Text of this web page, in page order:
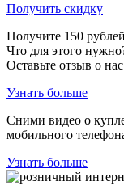
Получить скидку
Получите 150
Что для этого
Оставьте отзыв о
Узнать больше
Сними видео о
мобильного
Узнать больше